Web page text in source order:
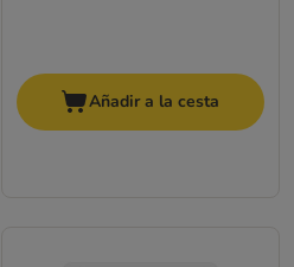
Añadir a la cesta